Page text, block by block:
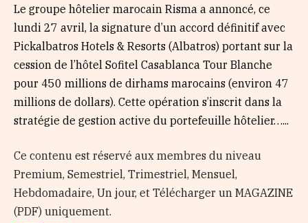
Le groupe hôtelier marocain Risma a annoncé, ce
lundi 27 avril, la signature d’un accord définitif avec
Pickalbatros Hotels & Resorts (Albatros) portant sur la
cession de l’hôtel Sofitel Casablanca Tour Blanche
pour 450 millions de dirhams marocains (environ 47
millions de dollars). Cette opération s’inscrit dans la
stratégie de gestion active du portefeuille hôtelier…...
Ce contenu est réservé aux membres du niveau
Premium, Semestriel, Trimestriel, Mensuel,
Hebdomadaire, Un jour, et Télécharger un MAGAZINE
(PDF) uniquement.